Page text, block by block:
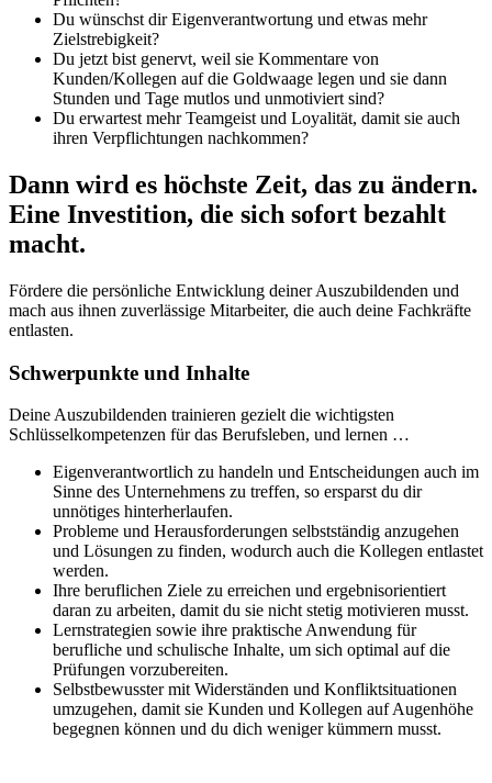
Du wünschst dir Eigenverantwortung und etwas mehr
Zielstrebigkeit?
Du jetzt bist genervt, weil sie Kommentare von
Kunden/Kollegen auf die Goldwaage legen und sie dann
Stunden und Tage mutlos und unmotiviert sind?
Du erwartest mehr Teamgeist und Loyalität, damit sie auch
ihren Verpflichtungen nachkommen?
Dann wird es höchste Zeit, das zu ändern.
Eine Investition, die sich sofort bezahlt
macht.
Fördere die persönliche Entwicklung deiner Auszubildenden und
mach aus ihnen zuverlässige Mitarbeiter, die auch deine Fachkräfte
entlasten.
Schwerpunkte und Inhalte
Deine Auszubildenden trainieren gezielt die wichtigsten
Schlüsselkompetenzen für das Berufsleben, und lernen …
Eigenverantwortlich zu handeln und Entscheidungen auch im
Sinne des Unternehmens zu treffen, so ersparst du dir
unnötiges hinterherlaufen.
Probleme und Herausforderungen selbstständig anzugehen
und Lösungen zu finden, wodurch auch die Kollegen entlastet
werden.
Ihre beruflichen Ziele zu erreichen und ergebnisorientiert
daran zu arbeiten, damit du sie nicht stetig motivieren musst.
Lernstrategien sowie ihre praktische Anwendung für
berufliche und schulische Inhalte, um sich optimal auf die
Prüfungen vorzubereiten.
Selbstbewusster mit Widerständen und Konfliktsituationen
umzugehen, damit sie Kunden und Kollegen auf Augenhöhe
begegnen können und du dich weniger kümmern musst.